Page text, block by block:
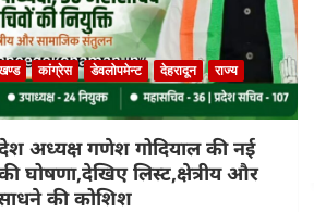
कांग्रेस डेवलोपमेन्ट देहरादून
राज्य
अध्यक्ष गणेश गोदियाल की नई
घोषणा,देखिए लिस्ट,क्षेत्रीय और
की कोशिश